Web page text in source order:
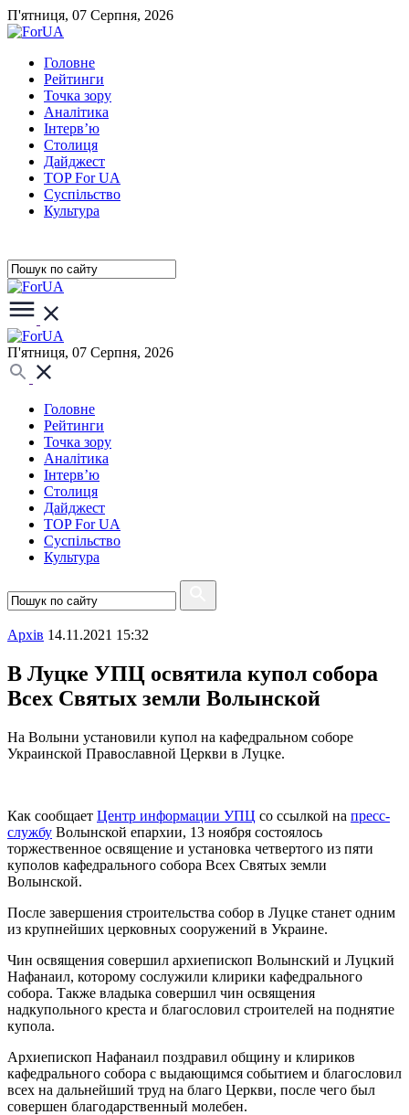
П'ятниця, 07 Серпня, 2026
Головне
Рейтинги
Точка зору
Аналітика
Інтерв’ю
Столиця
Дайджест
TOP For UA
Суспiльство
Культура
П'ятниця, 07 Серпня, 2026
Головне
Рейтинги
Точка зору
Аналітика
Інтерв’ю
Столиця
Дайджест
TOP For UA
Суспiльство
Культура
Архiв 14.11.2021 15:32
В Луцке УПЦ освятила купол собора
Всех Святых земли Волынской
На Волыни установили купол на кафедральном соборе
Украинской Православной Церкви в Луцке.
Как сообщает Центр информации УПЦ со ссылкой на пресс-
службу Волынской епархии, 13 ноября состоялось
торжественное освящение и установка четвертого из пяти
куполов кафедрального собора Всех Святых земли
Волынской.
После завершения строительства собор в Луцке станет одним
из крупнейших церковных сооружений в Украине.
Чин освящения совершил архиепископ Волынский и Луцкий
Нафанаил, которому сослужили клирики кафедрального
собора. Также владыка совершил чин освящения
надкупольного креста и благословил строителей на поднятие
купола.
Архиепископ Нафанаил поздравил общину и клириков
кафедрального собора с выдающимся событием и благословил
всех на дальнейший труд на благо Церкви, после чего был
совершен благодарственный молебен.